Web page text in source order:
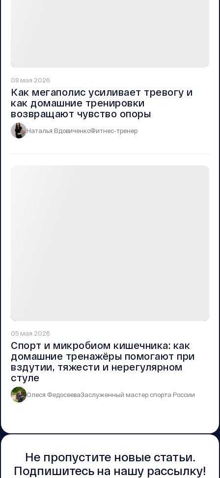
08 мая 2026
Как мегаполис усиливает тревогу и
как домашние тренировки
возвращают чувство опоры
Наталья ВдовиченкоФитнес-тренер
05 мая 2026
Спорт и микробиом кишечника: как
домашние тренажёры помогают при
вздутии, тяжести и нерегулярном
стуле
Олеся ФедосееваЗаслуженный мастер спорта России
Не пропустите новые статьи.
Подпишитесь на нашу рассылку!